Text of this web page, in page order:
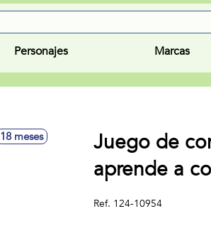
Personajes Marcas
18 meses
Juego de
aprende a
Ref. 124-10954